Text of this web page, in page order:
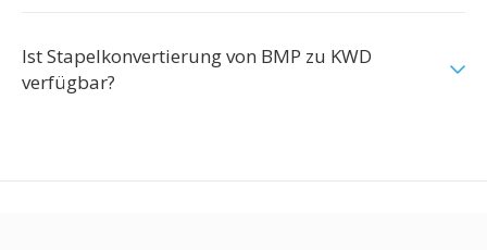
Ist Stapelkonvertierung von BMP zu KWD
verfügbar?